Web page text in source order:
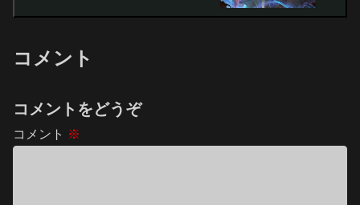
コメント
コメントをどうぞ
コメント ※